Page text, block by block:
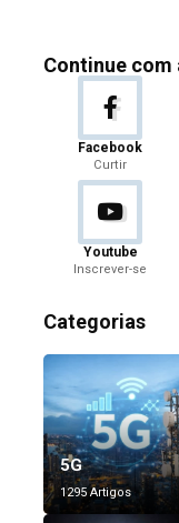
Continue com
Facebook
Curtir
Youtube
Inscrever-se
Categorias
5G
1295 Artigos